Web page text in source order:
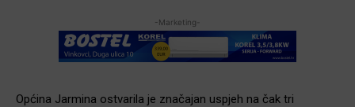
-Marketing-
Općina Jarmina ostvarila je značajan uspjeh na čak tri